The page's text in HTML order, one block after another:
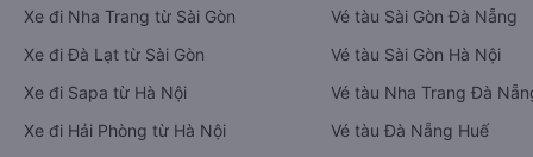
Xe đi Nha Trang từ Sài Gòn
Xe đi Đà Lạt từ Sài Gòn
Xe đi Sapa từ Hà Nội
Xe đi Hải Phòng từ Hà Nội
Vé tàu Sài Gòn Đà Nẵng
Vé tàu Sài Gòn Hà Nội
Vé tàu Nha Trang Đà
Vé tàu Đà Nẵng Huế